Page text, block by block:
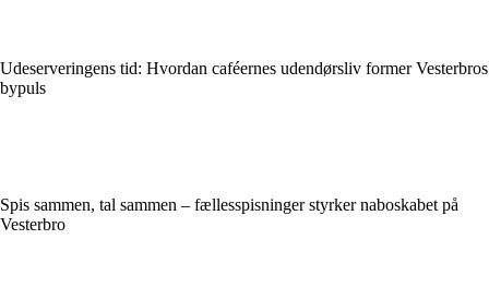
Udeserveringens tid: Hvordan caféernes udendørsliv former Vesterbros
bypuls
Spis sammen, tal sammen – fællesspisninger styrker naboskabet på
Vesterbro